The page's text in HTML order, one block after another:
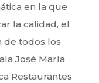
en la que
la calidad, el
de todos los
José María
Restaurantes